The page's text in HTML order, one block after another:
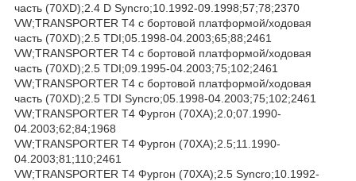
часть (70XD);2.4 D Syncro;10.1992-09.1998;57;78;2370
VW;TRANSPORTER T4 c бортовой платформой/ходовая
часть (70XD);2.5 TDI;05.1998-04.2003;65;88;2461
VW;TRANSPORTER T4 c бортовой платформой/ходовая
часть (70XD);2.5 TDI;09.1995-04.2003;75;102;2461
VW;TRANSPORTER T4 c бортовой платформой/ходовая
часть (70XD);2.5 TDI Syncro;05.1998-04.2003;75;102;2461
VW;TRANSPORTER T4 Фургон (70XA);2.0;07.1990-
04.2003;62;84;1968
VW;TRANSPORTER T4 Фургон (70XA);2.5;11.1990-
04.2003;81;110;2461
VW;TRANSPORTER T4 Фургон (70XA);2.5 Syncro;10.1992-